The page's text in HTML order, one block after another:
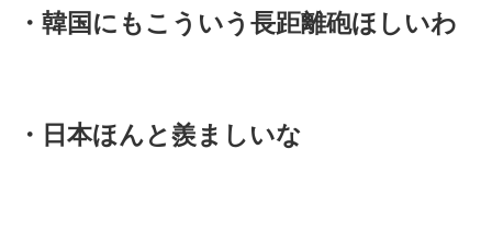
・韓国にもこういう長距離砲ほしいわ
・日本ほんと羨ましいな